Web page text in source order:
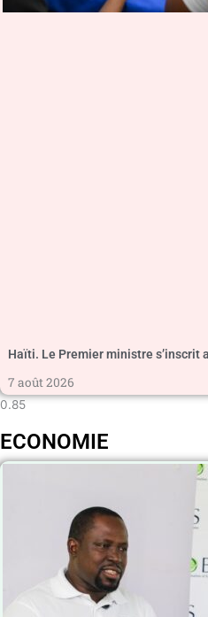
Haïti. Le Premier ministre s’inscrit
7 août 2026
ECONOMIE